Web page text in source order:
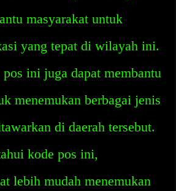
masyarakat untuk
yang tepat di wilayah ini.
ini juga dapat membantu
menemukan berbagai jenis
di daerah tersebut.
kode pos ini,
lebih mudah menemukan